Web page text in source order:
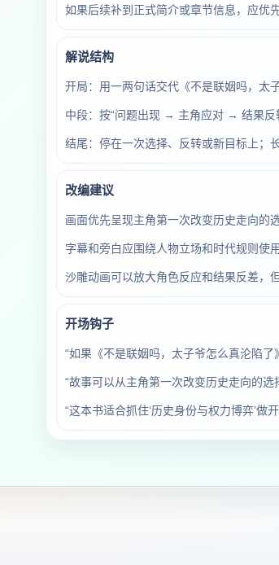
如果后续补到正式简介或章节信息，应优
解说结构
开局：用一两句话交代《不是联姻吗，太
中段：按“问题出现 → 主角应对 → 结果反
结尾：停在一次选择、反转或新目标上；
改编建议
画面优先呈现主角第一次改变历史走向的
字幕和旁白应围绕人物立场和时代规则使
沙雕动画可以放大角色反应和结果反差，
开场钩子
“如果《不是联姻吗，太子爷怎么真沦陷
“故事可以从主角第一次改变历史走向的
“这本书适合抓住‘历史身份与权力博弈’